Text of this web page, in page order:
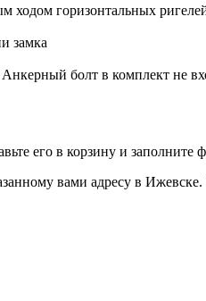
ходом горизонтальных
замка
болт в комплект не
его в корзину и заполните
вами адресу в Ижевске.